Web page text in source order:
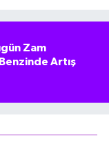
Zam
Artış